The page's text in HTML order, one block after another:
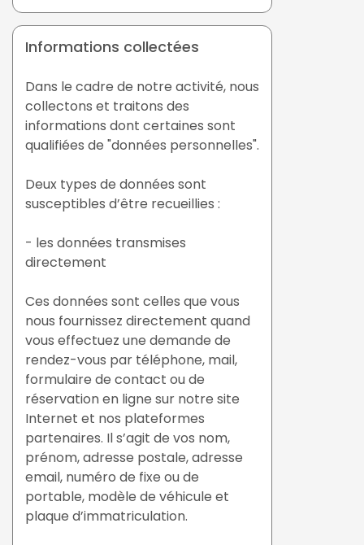
Informations collectées
Dans le cadre de notre activité, nous
collectons et traitons des
informations dont certaines sont
qualifiées de "données personnelles".
Deux types de données sont
susceptibles d’être recueillies :
- les données transmises
directement
Ces données sont celles que vous
nous fournissez directement quand
vous effectuez une demande de
rendez-vous par téléphone, mail,
formulaire de contact ou de
réservation en ligne sur notre site
Internet et nos plateformes
partenaires. Il s’agit de vos nom,
prénom, adresse postale, adresse
email, numéro de fixe ou de
portable, modèle de véhicule et
plaque d’immatriculation.